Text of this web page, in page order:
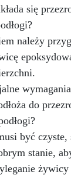
się
należy
do
być
stanie,